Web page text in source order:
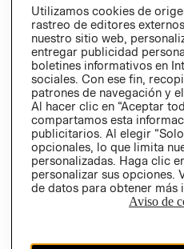
Chile ($)
Utilizamos cookies de
rastreo de editores
nuestro sitio web,
entregar publicidad
boletines informativos en
sociales. Con ese fin,
patrones de navegación y
Al hacer clic en “Aceptar
compartamos esta
publicitarios. Al elegir
opcionales, lo que limita
personalizadas. Haga clic
personalizar sus opciones.
de datos para obtener más
Aviso de